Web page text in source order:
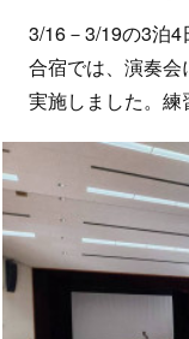
3/16－3/19の3泊
合宿では、演奏
実施しました。